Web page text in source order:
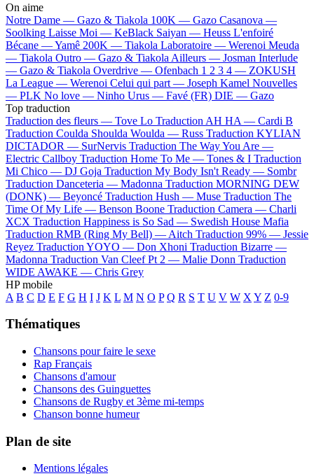
On aime
Notre Dame — Gazo & Tiakola 100K — Gazo Casanova —
Soolking Laisse Moi — KeBlack Saiyan — Heuss L'enfoiré
Bécane —Yamê 200K — Tiakola Laboratoire — Werenoi Meuda
— Tiakola Outro — Gazo & Tiakola Ailleurs — Josman Interlude
— Gazo & Tiakola Overdrive — Ofenbach 1 2 3 4 — ZOKUSH
La League — Werenoi Celui qui part — Joseph Kamel Nouvelles
— PLK No love — Ninho Urus — Favé (FR) DIE — Gazo
Top traduction
Traduction des fleurs — Tove Lo Traduction AH HA — Cardi B
Traduction Coulda Shoulda Woulda — Russ Traduction KYLIAN
DICTADOR — SurNervis Traduction The Way You Are —
Electric Callboy Traduction Home To Me — Tones & I Traduction
Mi Chico — DJ Goja Traduction My Body Isn't Ready — Sombr
Traduction Danceteria — Madonna Traduction MORNING DEW
(DONK) — Beyoncé Traduction Hush — Muse Traduction The
Time Of My Life — Benson Boone Traduction Camera — Charli
XCX Traduction Happiness is So Sad — Swedish House Mafia
Traduction RMB (Ring My Bell) — Aitch Traduction 99% — Jessie
Reyez Traduction YOYO — Don Xhoni Traduction Bizarre —
Madonna Traduction Van Cleef Pt 2 — Malie Donn Traduction
WIDE AWAKE — Chris Grey
HP mobile
A B C D E F G H I J K L M N O P Q R S T U V W X Y Z 0-9
Thématiques
Chansons pour faire le sexe
Rap Français
Chansons d'amour
Chansons des Guinguettes
Chansons de Rugby et 3ème mi-temps
Chanson bonne humeur
Plan de site
Mentions légales